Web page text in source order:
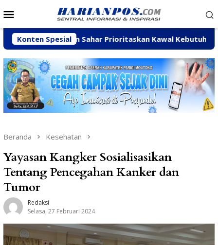
ke
Mobile
Konten Spesial
Arpan Sahar Prioritaskan Kawal Kebutuhan Dasar
Beranda Kesehatan
Yayasan Kangker Sosialisasikan
Tentang Pencegahan Kanker dan
Tumor
Redaksi
Selasa, 27 Februari 2024